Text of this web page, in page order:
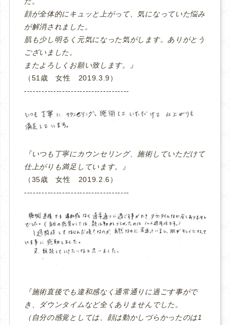
顔が全体的にキュッと上がって、気になっていた悩み
が解消されました。
肌も少し明るく元気になった気がします。ありがとう
ございました。
またよろしくお願い致します。』
（51歳 女性 2019.3.9）
‐‐‐‐‐‐‐‐‐‐‐‐‐‐‐‐‐‐‐‐‐‐‐‐‐‐‐‐‐‐‐‐‐‐‐‐
『いつも丁寧にカウンセリング、施術していただけて
仕上がりも満足しています。』
（35歳 女性 2019.2.6）
‐‐‐‐‐‐‐‐‐‐‐‐‐‐‐‐‐‐‐‐‐‐‐‐‐‐‐‐‐‐‐‐‐‐‐‐
『施術直後でも違和感なく通常通りに過ごす事がで
き、ダウンタイムなど全くありませんでした。
（自分の感覚としては、顔は動かしづらかったのは1